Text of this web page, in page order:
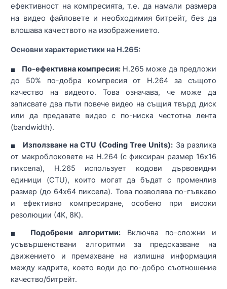
ефективност на компресията, т.е. да намали размера
на видео файловете и необходимия битрейт, без да
влошава качеството на изображението.
Основни характеристики на H.265:
■ По-ефективна компресия:H.265 може да предложи
до 50% по-добра компресия от H.264 за същото
качество на видеото. Това означава, че може да
записвате два пъти повече видео на същия твърд диск
или да предавате видео с по-ниска честотна лента
(bandwidth).
■ Използване на CTU (Coding Tree Units): За разлика
от макроблоковете на H.264 (с фиксиран размер 16x16
пиксела), H.265 использует кодови дървовидни
единици (CTU), които могат да бъдат с променлив
размер (до 64x64 пиксела). Това позволява по-гъвкаво
и ефективно компресиране, особено при високи
резолюции (4K, 8K).
■ Подобрени алгоритми: Включва по-сложни и
усъвършенствани алгоритми за предсказване на
движението и премахване на излишна информация
между кадрите, което води до по-добро съотношение
качество/битрейт.